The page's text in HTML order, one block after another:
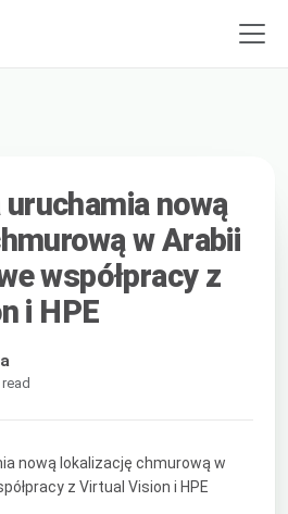
nową
w Arabii
współpracy z
i HPE